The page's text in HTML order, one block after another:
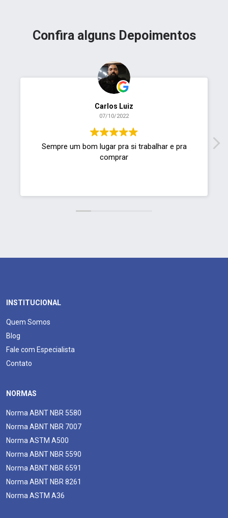
Confira alguns Depoimentos
Carlos Luiz
07/10/2022
Sempre um bom lugar pra si trabalhar e pra
comprar
INSTITUCIONAL
Quem Somos
Blog
Fale com Especialista
Contato
NORMAS
Norma ABNT NBR 5580
Norma ABNT NBR 7007
Norma ASTM A500
Norma ABNT NBR 5590
Norma ABNT NBR 6591
Norma ABNT NBR 8261
Norma ASTM A36